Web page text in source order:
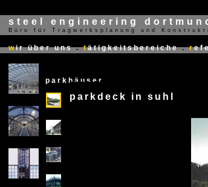
steel engineering
Büro für Tragwerksplanung und
wir über uns . tätigkeitsbereiche . r
parkhäuser
X
parkdeck in suhl